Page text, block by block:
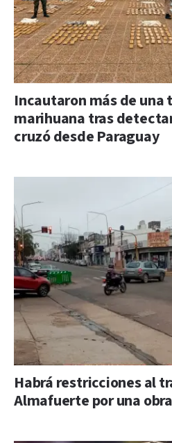
Incautaron más de una
marihuana tras
cruzó desde Paraguay
Habrá restricciones al
Almafuerte por una